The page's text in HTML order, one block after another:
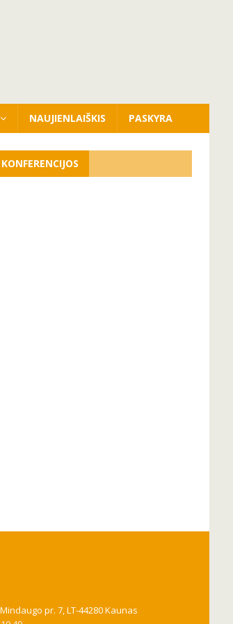
NAUJIENLAIŠKIS PASKYRA
KONFERENCIJOS
pr. 7, LT-44280 Kaunas